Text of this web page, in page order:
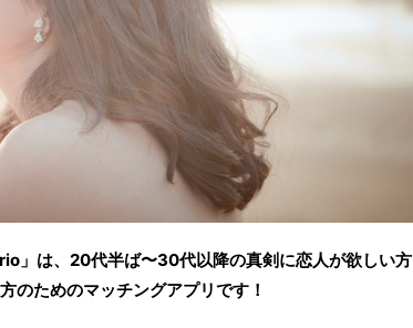
」は、20代半ば〜30代以降の真剣に恋人が欲しい方
のためのマッチングアプリです！